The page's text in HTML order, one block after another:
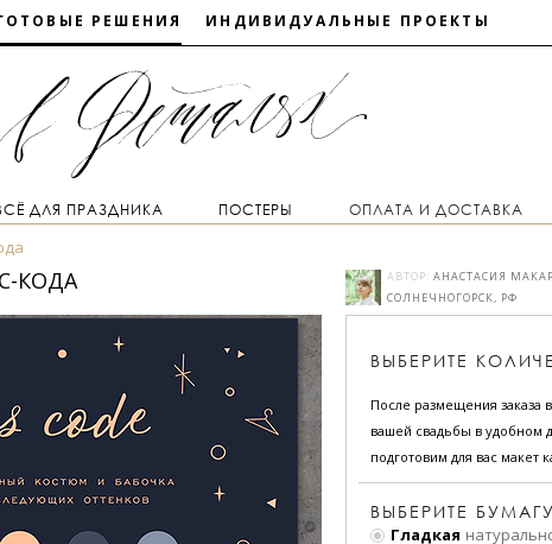
РЕШЕНИЯ ИНДИВИДУАЛЬНЫЕ ПРОЕКТЫ
ДЛЯ ПРАЗДНИКА ПОСТЕРЫ ОПЛАТА И ДОСТАВКА
КОДА АВТОР: АНАСТАСИЯ
СОЛНЕЧНОГОРСК, РФ
ВЫБЕРИТЕ
После размещения заказа
вашей свадьбы в удобном
подготовим для вас макет
ВЫБЕРИТЕ
Гладкая